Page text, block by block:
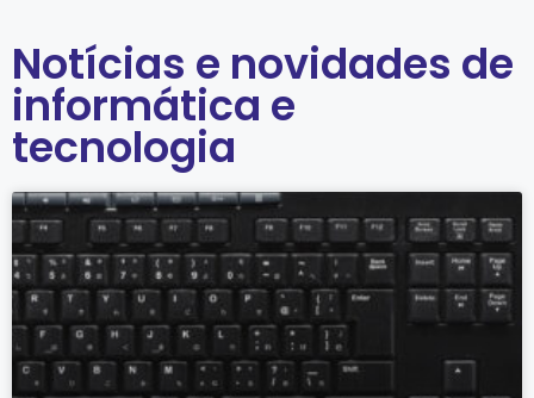
Notícias e novidades de
informática e
tecnologia